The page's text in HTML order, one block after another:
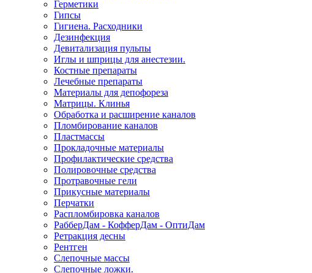
Герметики
Гипсы
Гигиена. Расходники
Дезинфекция
Девитализация пульпы
Иглы и шприцы для анестезии.
Костные препараты
Лечебные препараты
Материалы для депофореза
Матрицы. Клинья
Обработка и расширение каналов
Пломбирование каналов
Пластмассы
Прокладочные материалы
Профилактические средства
Полировочные средства
Протравочные гели
Прикусные материалы
Перчатки
Распломбировка каналов
РабберДам - КофферДам - ОптиДам
Ретракция десны
Рентген
Слепочные массы
Слепочные ложки.